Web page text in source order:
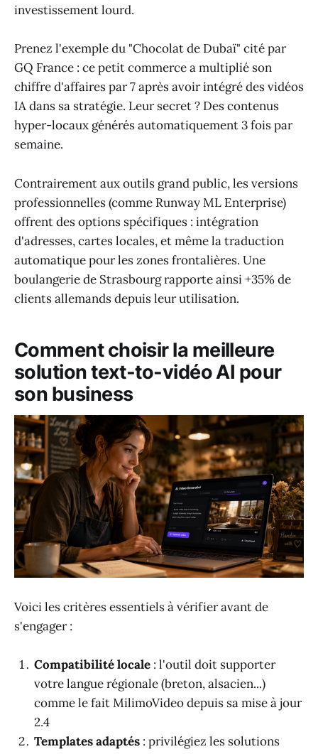
investissement lourd.
Prenez l'exemple du "Chocolat de Dubaï" cité par
GQ France : ce petit commerce a multiplié son
chiffre d'affaires par 7 après avoir intégré des vidéos
IA dans sa stratégie. Leur secret ? Des contenus
hyper-locaux générés automatiquement 3 fois par
semaine.
Contrairement aux outils grand public, les versions
professionnelles (comme Runway ML Enterprise)
offrent des options spécifiques : intégration
d'adresses, cartes locales, et même la traduction
automatique pour les zones frontalières. Une
boulangerie de Strasbourg rapporte ainsi +35% de
clients allemands depuis leur utilisation.
Comment choisir la meilleure
solution text-to-vidéo AI pour
son business
Voici les critères essentiels à vérifier avant de
s'engager :
Compatibilité locale : l'outil doit supporter
votre langue régionale (breton, alsacien...)
comme le fait MilimoVideo depuis sa mise à jour
2.4
Templates adaptés : privilégiez les solutions